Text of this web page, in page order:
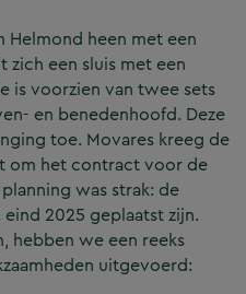
Helmond heen met een
zich een sluis met een
is voorzien van twee sets
en benedenhoofd. Deze
toe. Movares kreeg de
om het contract voor de
was strak: de
2025 geplaatst zijn.
hebben we een reeks
uitgevoerd: